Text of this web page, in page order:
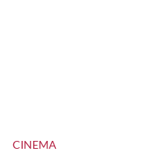
CINEMA